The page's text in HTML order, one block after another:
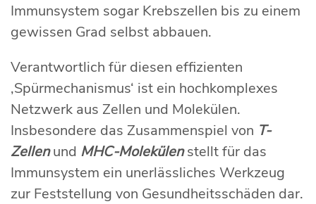
Immunsystem sogar Krebszellen bis zu einem
gewissen Grad selbst abbauen.
Verantwortlich für diesen effizienten
‚Spürmechanismus‘ ist ein hochkomplexes
Netzwerk aus Zellen und Molekülen.
Insbesondere das Zusammenspiel von T-
Zellenund MHC-Molekülenstellt für das
Immunsystem ein unerlässliches Werkzeug
zur Feststellung von Gesundheitsschäden dar.